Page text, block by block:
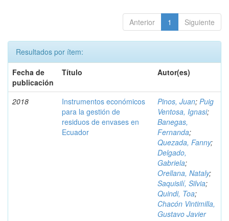
Anterior 1 Siguiente
Resultados por ítem:
Fecha de
publicación
Título Autor(es)
2018
Instrumentos económicos
para la gestión de
residuos de envases en
Ecuador
Pinos, Juan; Puig
Ventosa, Ignasi;
Banegas,
Fernanda;
Quezada, Fanny;
Delgado,
Gabriela;
Orellana, Nataly;
Saquisilí, Silvia;
Quindi, Toa;
Chacón Vintimilla,
Gustavo Javier